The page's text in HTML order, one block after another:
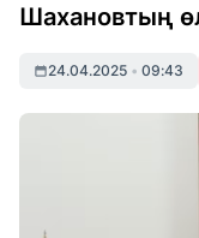
Шахановтың
24.04.2025 • 09:43